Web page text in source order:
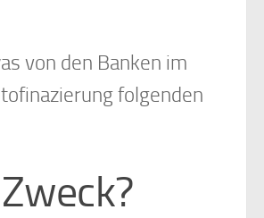
von den Banken im
folgenden